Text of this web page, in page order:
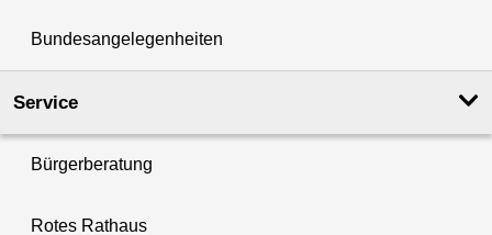
Bundesangelegenheiten
Service
Bürgerberatung
Rotes Rathaus